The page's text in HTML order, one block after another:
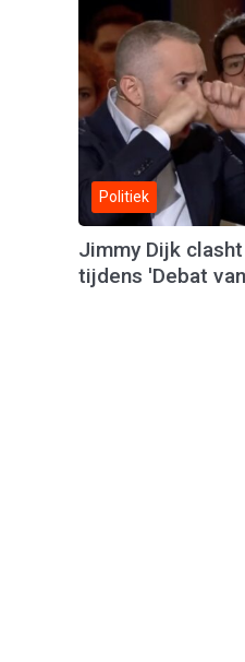
Politiek
Jimmy Dijk
tijdens 'Debat